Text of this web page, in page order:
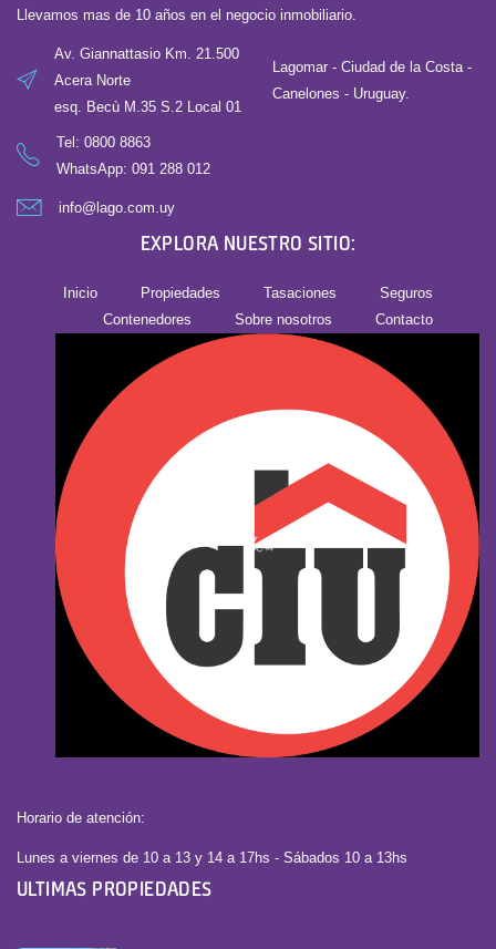
Llevamos mas de 10 años en el negocio inmobiliario.
Av. Giannattasio Km. 21.500
Acera Norte
esq. Becù M.35 S.2 Local 01
Lagomar - Ciudad de la Costa -
Canelones - Uruguay.
Tel: 0800 8863
WhatsApp: 091 288 012
info@lago.com.uy
EXPLORA NUESTRO SITIO:
Inicio Propiedades Tasaciones
Seguros
Contenedores
Sobre nosotros Contacto
Horario de atención:
Lunes a viernes de 10 a 13 y 14 a 17hs - Sábados 10 a 13hs
ULTIMAS PROPIEDADES